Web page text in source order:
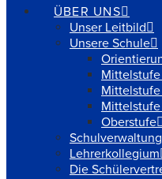
ÜBER UNS
Unser Leitbild
Unsere Schule
Mittelstufe
Oberstufe
Schulverwaltung
Lehrerkollegium
Die